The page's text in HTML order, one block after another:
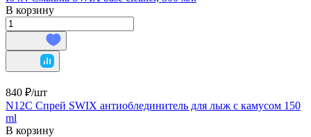
В корзину
840 ₽/шт
N12C Спрей SWIX антиоблединитель для лыж с камусом 150
ml
В корзину